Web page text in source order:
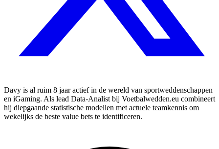
Davy is al ruim 8 jaar actief in de wereld van sportweddenschappen
en iGaming. Als lead Data-Analist bij Voetbalwedden.eu combineert
hij diepgaande statistische modellen met actuele teamkennis om
wekelijks de beste value bets te identificeren.